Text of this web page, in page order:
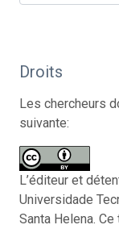
Droits
Les chercheurs
suivante:
L’éditeur et
Universidade
Santa Helena.